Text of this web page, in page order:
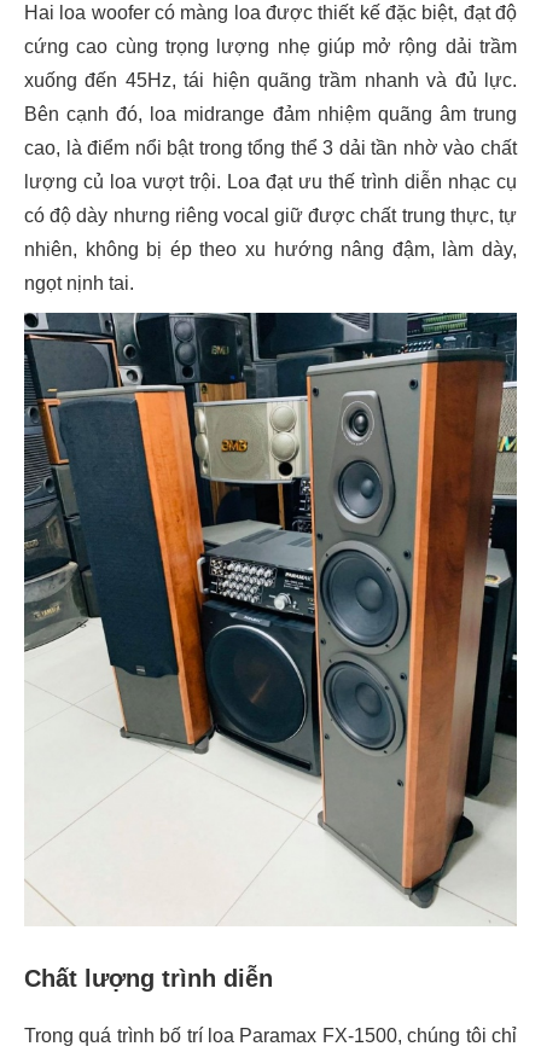
Hai loa woofer có màng loa được thiết kế đặc biệt, đạt độ
cứng cao cùng trọng lượng nhẹ giúp mở rộng dải trầm
xuống đến 45Hz, tái hiện quãng trầm nhanh và đủ lực.
Bên cạnh đó, loa midrange đảm nhiệm quãng âm trung
cao, là điểm nổi bật trong tổng thể 3 dải tần nhờ vào chất
lượng củ loa vượt trội. Loa đạt ưu thế trình diễn nhạc cụ
có độ dày nhưng riêng vocal giữ được chất trung thực, tự
nhiên, không bị ép theo xu hướng nâng đậm, làm dày,
ngọt nịnh tai.
Chất lượng trình diễn
Trong quá trình bố trí loa Paramax FX-1500, chúng tôi chỉ